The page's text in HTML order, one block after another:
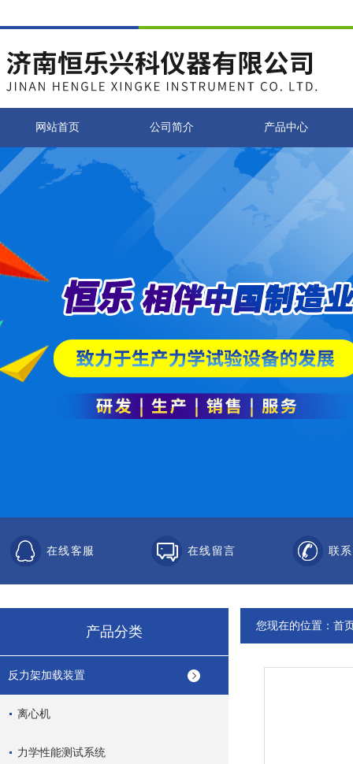
网站首页 公司简介 产品中心
在线客服 在线留言 联
产品分类
反力架加载装置
离心机
力学性能测试系统
您现在的位置： 首